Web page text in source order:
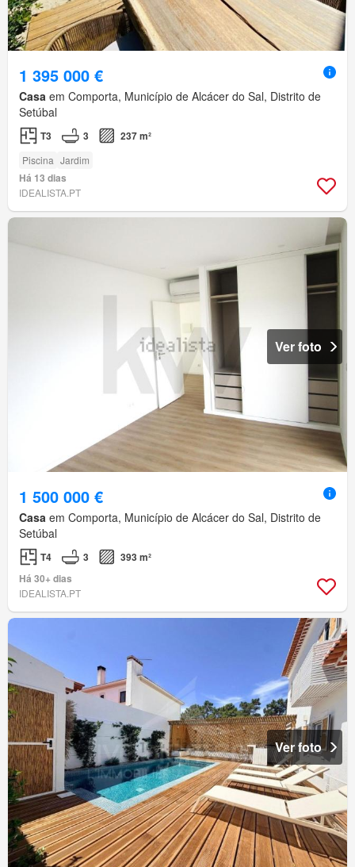
1 395 000 €
Casa em Comporta, Município de Alcácer do Sal, Distrito de
Setúbal
T3 3 237 m²
Piscina Jardim
Há 13 dias
IDEALISTA.PT
Ver foto
1 500 000 €
Casa em Comporta, Município de Alcácer do Sal, Distrito de
Setúbal
T4 3
393 m²
Há 30+ dias
IDEALISTA.PT
Ver foto